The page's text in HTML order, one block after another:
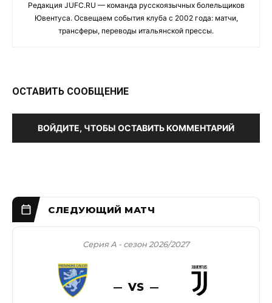
Редакция JUFC.RU — команда русскоязычных болельщиков
Ювентуса. Освещаем события клуба с 2002 года: матчи,
трансферы, переводы итальянской прессы.
ОСТАВИТЬ СООБЩЕНИЕ
ВОЙДИТЕ, ЧТОБЫ ОСТАВИТЬ КОММЕНТАРИЙ
Серия А - сезон 2026/2027
VS